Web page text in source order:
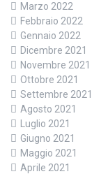
Marzo 2022
Febbraio 2022
Gennaio 2022
Dicembre 2021
Novembre 2021
Ottobre 2021
Settembre 2021
Agosto 2021
Luglio 2021
Giugno 2021
Maggio 2021
Aprile 2021